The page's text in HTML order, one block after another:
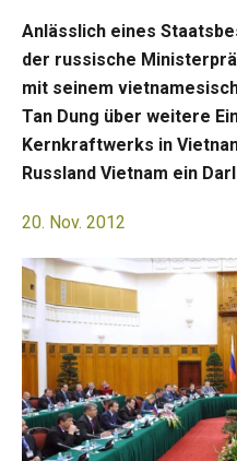
Anlässlich eines
der russische
mit seinem
Tan Dung über weitere
Kernkraftwerks in
Russland Vietnam ein
20. Nov. 2012